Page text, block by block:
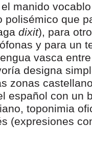
manido vocablo
polisémico que
dixit), para
y para un
vasca
designa
zonas
español con un
toponimia
(expresiones